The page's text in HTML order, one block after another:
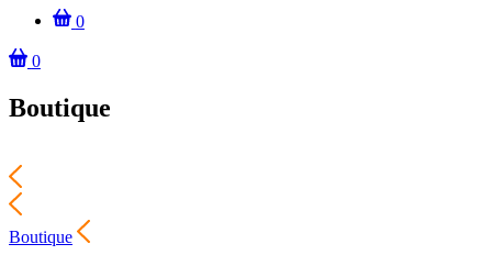
0
0
Boutique
Boutique